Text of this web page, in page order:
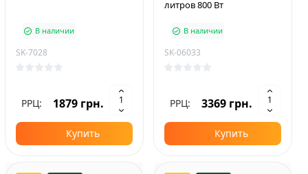
В наличии
SK-7028
РРЦ: 1879 грн.
Купить
литров 800 Вт
В наличии
SK-06033
РРЦ: 3369 грн.
Купить